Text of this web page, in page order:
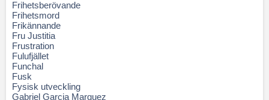
Frihetsberövande
Frihetsmord
Frikännande
Fru Justitia
Frustration
Fulufjället
Funchal
Fusk
Fysisk utveckling
Gabriel Garcia Marquez